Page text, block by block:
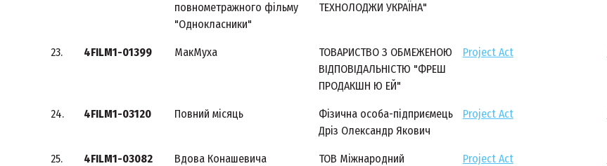
повнометражного фільму
"Однокласники"
ТЕХНОЛОДЖИ УКРАЇНА"
23. 4FILM1-01399 МакМуха
ТОВАРИСТВО З ОБМЕЖЕНОЮ
ВІДПОВІДАЛЬНІСТЮ "ФРЕШ
ПРОДАКШН Ю ЕЙ"
Project Act
24. 4FILM1-03120 Повний місяць
Фізична особа-підприємець
Дріз Олександр Якович
Project Act
25. 4FILM1-03082 Вдова Конашевича
ТОВ Міжнародний
Project Act